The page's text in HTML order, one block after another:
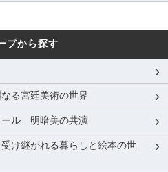
プから探す
る宮廷美術の世界
ル 明暗美の共演
継がれる暮らしと絵本の世